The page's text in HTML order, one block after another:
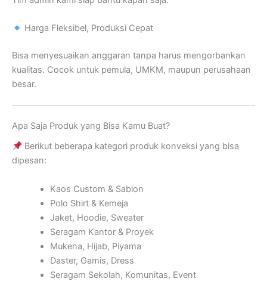
Harga Fleksibel, Produksi Cepat
Bisa menyesuaikan anggaran tanpa harus mengorbankan
kualitas. Cocok untuk pemula, UMKM, maupun perusahaan
besar.
Apa Saja Produk yang Bisa Kamu Buat?
Berikut beberapa kategori produk konveksi yang bisa
dipesan:
Kaos Custom & Sablon
Polo Shirt & Kemeja
Jaket, Hoodie, Sweater
Seragam Kantor & Proyek
Mukena, Hijab, Piyama
Daster, Gamis, Dress
Seragam Sekolah, Komunitas, Event